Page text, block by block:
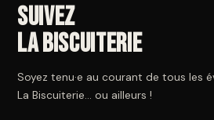
Suivez
La Biscuiterie
Soyez tenu·e au courant de tous les
La Biscuiterie… ou ailleurs !